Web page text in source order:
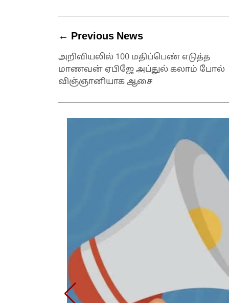
← Previous News
அறிவியலில் 100 மதிப்பெண் எடுத்த
மாணவன் ஏபிஜே அப்துல் கலாம் போல்
விஞ்ஞானியாக ஆசை